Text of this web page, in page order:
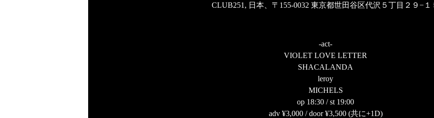
CLUB251, 日本、〒155-0032 東京都世田谷区代沢５丁目２９−１
-act-
VIOLET LOVE LETTER
SHACALANDA
leroy
MICHELS
op 18:30 / st 19:00
adv ¥3,000 / door ¥3,500 (共に+1D)